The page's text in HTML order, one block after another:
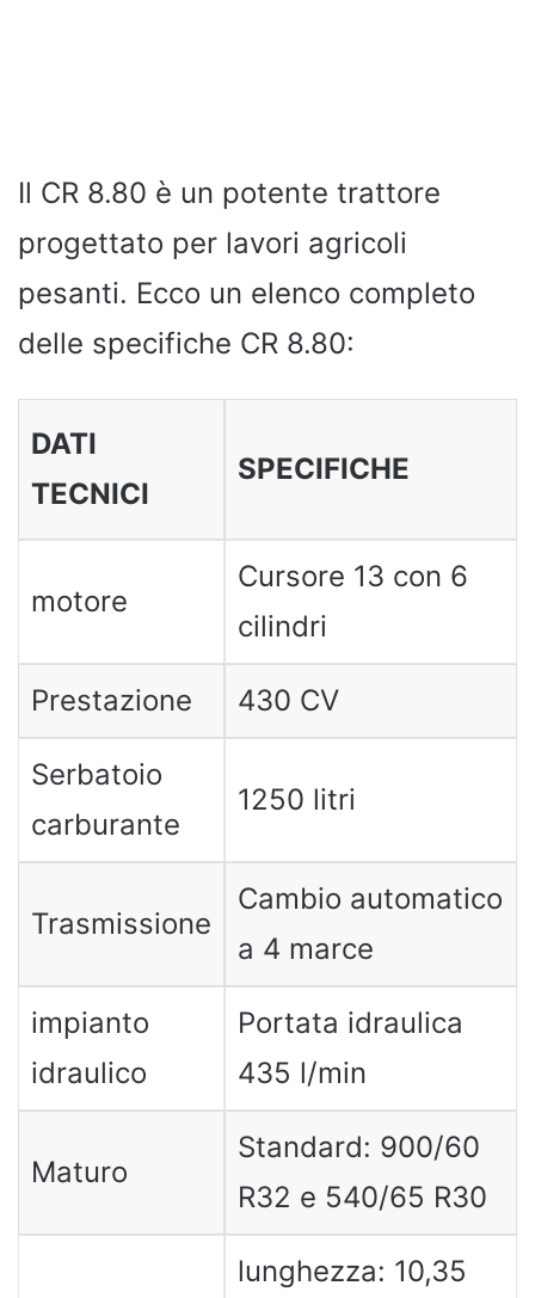
Il CR 8.80 è un potente trattore
progettato per lavori agricoli
pesanti. Ecco un elenco completo
delle specifiche CR 8.80:
DATI
TECNICI
SPECIFICHE
motore
Cursore 13 con 6
cilindri
Prestazione 430 CV
Serbatoio
carburante
1250 litri
Trasmissione
Cambio automatico
a 4 marce
impianto
idraulico
Portata idraulica
435 l/min
Maturo
Standard: 900/60
R32 e 540/65 R30
lunghezza: 10,35